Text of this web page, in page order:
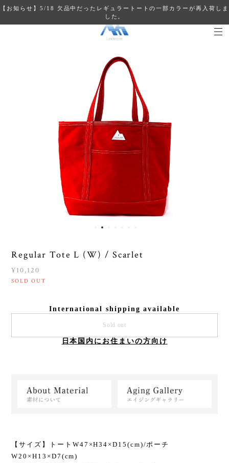
【お知らせ】5/18 欠品中だったレギュラートートの一部カラーが再入荷しま
した。
Regular Tote L (W) / Scarlet
¥10,120
SOLD OUT
International shipping available
Sold out
日本国内にお住まいの方向け
【サイズ】トートW47×H34×D15(cm)/ポーチ
W20×H13×D7(cm)